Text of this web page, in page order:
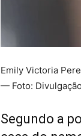
Emily Victoria
— Foto:
Segundo a